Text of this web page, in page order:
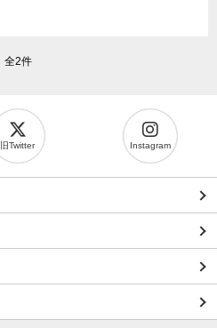
全2件
旧Twitter Instagram